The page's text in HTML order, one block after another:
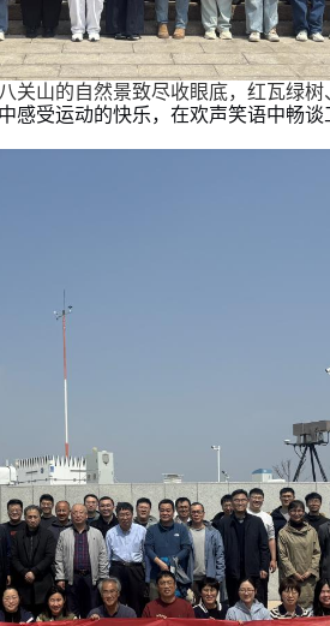
关山的自然景致尽收眼底，红瓦绿树
感受运动的快乐，在欢声笑语中畅